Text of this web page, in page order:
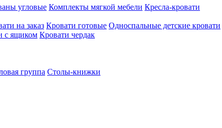
угловые Комплекты мягкой мебели Кресла-кровати
на заказ Кровати готовые Односпальные детские кровати
с ящиком Кровати чердак
группа Столы-книжки